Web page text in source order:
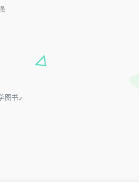
图书